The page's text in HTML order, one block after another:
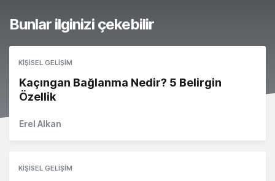
Bunlar ilginizi çekebilir
KIŞISEL GELIŞIM
Kaçıngan Bağlanma Nedir? 5 Belirgin
Özellik
Erel Alkan
KIŞISEL GELIŞIM